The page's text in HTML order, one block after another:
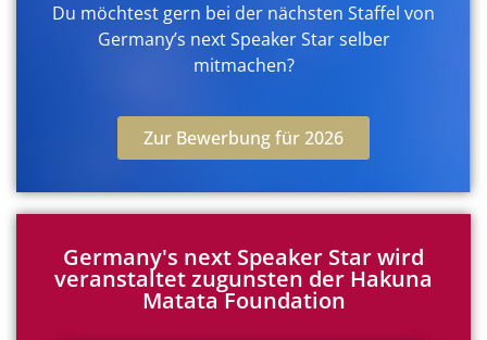
Du möchtest gern bei der nächsten Staffel von
Germany’s next Speaker Star selber
mitmachen?
Zur Bewerbung für 2026
Germany's next Speaker Star wird
veranstaltet zugunsten der Hakuna
Matata Foundation